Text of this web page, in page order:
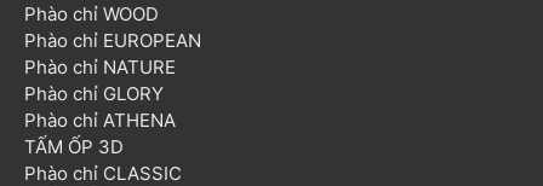
Phào chỉ WOOD
Phào chỉ EUROPEAN
Phào chỉ NATURE
Phào chỉ GLORY
Phào chỉ ATHENA
TẤM ỐP 3D
Phào chỉ CLASSIC